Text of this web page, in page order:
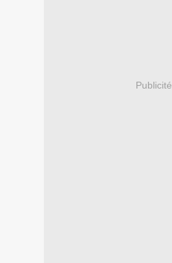
Publicité